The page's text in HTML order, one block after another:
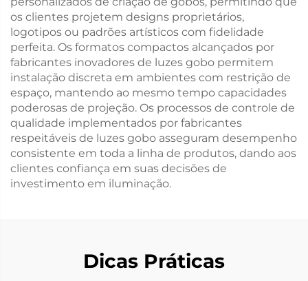
os clientes projetem designs proprietários,
logotipos ou padrões artísticos com fidelidade
perfeita. Os formatos compactos alcançados por
fabricantes inovadores de luzes gobo permitem
instalação discreta em ambientes com restrição de
espaço, mantendo ao mesmo tempo capacidades
poderosas de projeção. Os processos de controle de
qualidade implementados por fabricantes
respeitáveis de luzes gobo asseguram desempenho
consistente em toda a linha de produtos, dando aos
clientes confiança em suas decisões de
investimento em iluminação.
Dicas Práticas